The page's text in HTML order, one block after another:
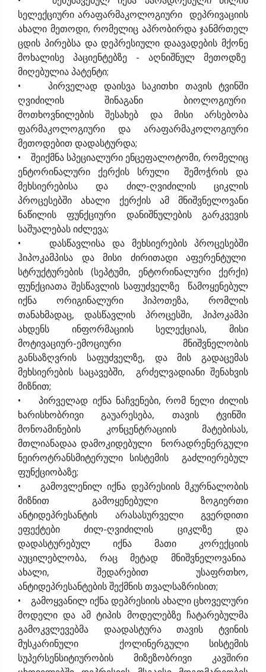
სელექციური არაფარმაკოლოგიური დეპრივაციის
ახალი მეთოდი, რომელიც აპრობირდა ჯანმრთელ
ცდის პირებსა და დეპრესიული დაავადების მქონე
მოხალისე პაციენტებზე - აღნიშნულ მეთოდზე
მიღებულია პატენტი;
• პირველად დაისვა საკითხი თავის ტვინში
ღვიძილის შინაგანი ბიოლოგიური
მოთხოვნილების შესახებ და მისი არსებობა
ფარმაკოლოგიური და არაფარმაკოლოგიური
მეთოდებით დადასტურდა;
• შეიქმნა სპეციალური ენცეფალოტომი, რომელიც
ენტორინალური ქერქის სრული შემოჭრის და
მეხსიერებისა და ძილ-ღვიძილის ციკლის
პროცესებში ახალი ქერქის ამ მნიშვნელოვანი
ნაწილის ფუნქციური დანიშნულების გარკვევის
საშუალებას იძლევა;
• დასწავლისა და მეხსიერების პროცესებში
ჰიპოკამპისა და მისი ძირითადი აფერენტული
სტრუქტურების (სეპტუმი, ენტორინალური ქერქი)
ფუნქციათა შესწავლის საფუძველზე წამოყენებულ
იქნა ორიგინალური ჰიპოთეზა, რომლის
თანახმადაც, დასწავლის პროცესში, ჰიპოკამპი
ახდენს ინფორმაციის სელექციას, მისი
მოტივაციურ-ემოციური მნიშვნელობის
განსაზღვრის საფუძველზე, და მის გადაცემას
მეხსიერების საცავებში, გრძელვადიანი შენახვის
მიზნით;
• პირველად იქნა ნაჩვენები, რომ ნელი ძილის
ხარისხობრივი გაუარესება, თავის ტვინში
მონოამინების კონცენტრაციის მატებისას,
მთლიანადაა დამოკიდებული ნორადრენერგული
ნეიროტრანსმიტერული სისტემის გაძლიერებულ
ფუნქციობაზე;
• გამოვლენილ იქნა დეპრესიის მკურნალობის
მიზნით გამოყენებული ზოგიერთი
ანტიდეპრესანტის არასასურველი გვერდითი
ეფექტები ძილ-ღვიძილის ციკლზე და
დადასტურებულ იქნა მათი კორექციის
აუცილებლობა, რაც მეტად მნიშვნელოვანია
ახალი, შედარებით უსაფრთხო,
ანტიდეპრესანტების შექმნის თვალსაზრისით;
• გამოყვანილ იქნა დეპრესიის ახალი ცხოველური
მოდელი და ამ ტიპის მოდელებზე ჩატარებულმა
გამოკვლევებმა დაადასტურა თავის ტვინის
მუსკარინული ქოლინერგული სისტემის
სუპერსენსიტიურობის მიზეზობრივი კავშირი